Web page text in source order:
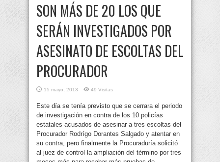
SON MÁS DE 20 LOS QUE
SERÁN INVESTIGADOS POR
ASESINATO DE ESCOLTAS DEL
PROCURADOR
15 mayo, 2013 49 Visitas
Este día se tenía previsto que se cerrara el periodo
de investigación en contra de los 10 policías
estatales acusados de asesinar a tres escoltas del
Procurador Rodrígo Dorantes Salgado y atentar en
su contra, pero finalmente la Procuraduría solicitó
al juez de control la ampliación del término por tres